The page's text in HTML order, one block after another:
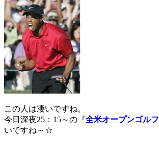
この人は凄いですね。
今日深夜25：15～の『全米オープンゴルフ
いですね～☆